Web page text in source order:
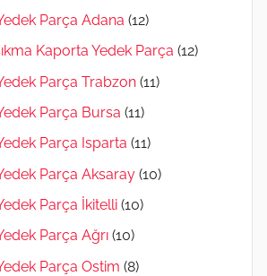
Parça Adana (12)
Kaporta Yedek Parça (12)
Parça Trabzon (11)
Parça Bursa (11)
Parça Isparta (11)
Parça Aksaray (10)
Parça İkitelli (10)
Parça Ağrı (10)
Parça Ostim (8)